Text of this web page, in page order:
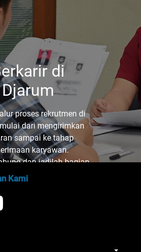
di
Djarum
proses rekrutmen di
dari mengirimkan
sampai ke tahap
karyawan.
dan jadilah bagian
dari kami!
Kami